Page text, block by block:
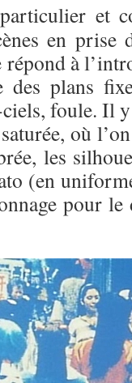
et
en prise
répond à
des plans
foule. Il
où
les
(en
pour